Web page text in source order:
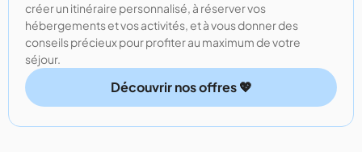
créer un itinéraire personnalisé, à réserver vos
hébergements et vos activités, et à vous donner des
conseils précieux pour profiter au maximum de votre
séjour.
Découvrir nos offres 💖